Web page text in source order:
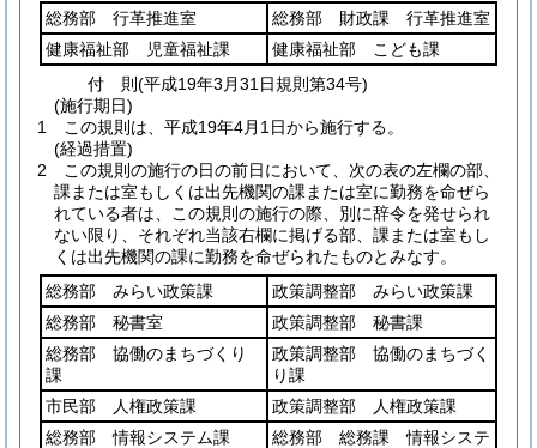
総務部 行革推進室
総務部 財政課 行革推進室
健康福祉部 児童福祉課
健康福祉部 こども課
付 則(平成19年3月31日規則第34号)
(施行期日)
1
この規則は、平成19年4月1日から施行する。
(経過措置)
2
この規則の施行の日の前日において、次の表の左欄の部、
課または室もしくは出先機関の課または室に勤務を命ぜら
れている者は、この規則の施行の際、別に辞令を発せられ
ない限り、それぞれ当該右欄に掲げる部、課または室もし
くは出先機関の課に勤務を命ぜられたものとみなす。
総務部 みらい政策課
政策調整部 みらい政策課
総務部 秘書室
政策調整部 秘書課
総務部 協働のまちづくり
課
政策調整部 協働のまちづく
り課
市民部 人権政策課
政策調整部 人権政策課
総務部 情報システム課
総務部 総務課 情報システ